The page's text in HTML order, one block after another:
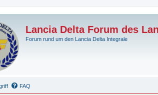
Lancia Delta Forum des
Forum rund um den Lancia Delta Integrale
FAQ